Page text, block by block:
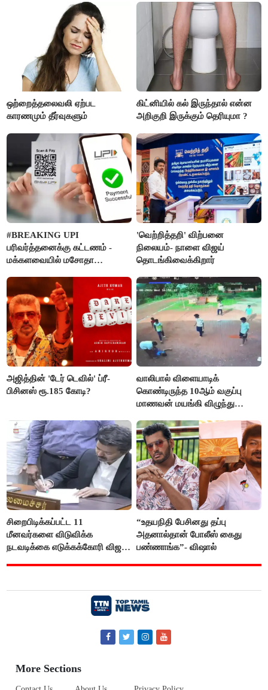
ஒற்றைத்தலைவலி ஏற்பட
காரணமும் தீர்வுகளும்
கிட்னியில் கல் இருந்தால் என்ன
அறிகுறி இருக்கும் தெரியுமா ?
#BREAKING UPI
பரிவர்த்தனைக்கு கட்டணம் -
மக்களவையில் மசோதா
'வெற்றித்தறி' விற்பனை
நிலையம்- நாளை விஜய்
தொடங்கிவைக்கிறார்
அஜித்தின் 'டேர் டெவில்' ப்ரீ-
பிசினஸ் ரூ.185 கோடி?
வாலிபால் விளையாடிக்
கொண்டிருந்த 10ஆம் வகுப்பு
மாணவன் மயங்கி விழுந்து
சிறைபிடிக்கப்பட்ட 11
மீனவர்களை விடுவிக்க
நடவடிக்கை எடுக்கக்கோரி விஜய்
“உதயநிதி பேசினது தப்பு
அதனால்தான் போலீஸ் கைது
பண்ணாங்க”- விஷால்
More Sections